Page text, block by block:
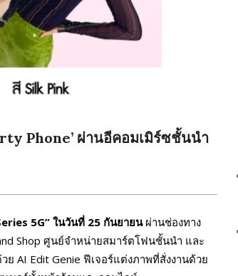
Phone’ ผ่านอีคอมเมิร์ซชั้นนำ
5G” ในวันที่ 25 กันยายนผ่านช่องทาง
Shop ศูนย์จำหน่ายสมาร์ตโฟนชั้นนำ และ
ย AI Edit Genie ฟีเจอร์แต่งภาพที่สั่งงานด้วย